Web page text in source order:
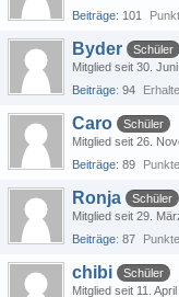
Beiträge 101
Byder
Schüler
Mitglied seit 30.
Beiträge 94
Caro
Schüler
Mitglied seit 26.
Beiträge 89 Punkte
Ronja
Schüler
Mitglied seit 29.
Beiträge 87 Punkte
chibi
Schüler
Mitglied seit 11.